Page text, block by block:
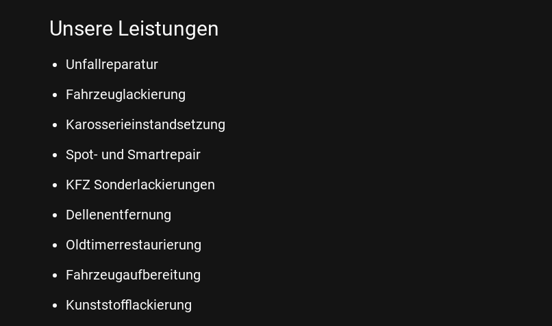
Unsere Leistungen
Unfallreparatur
Fahrzeuglackierung
Karosserieinstandsetzung
Spot- und Smartrepair
KFZ Sonderlackierungen
Dellenentfernung
Oldtimerrestaurierung
Fahrzeugaufbereitung
Kunststofflackierung